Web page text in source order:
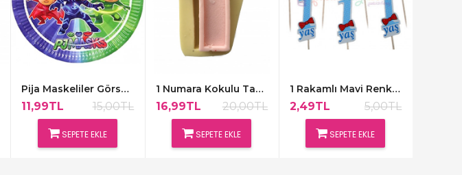
Pija Maskeliler Görselli Kağıt Tabakalar 8 Adet
11,99TL 15,00TL
SEPETE EKLE
1 Numara Kokulu Tas,Mum Kalibi
16,99TL 20,00TL
SEPETE EKLE
1 Rakamlı Mavi Renk Kürdanlar,10 Adet
2,49TL 5,00TL
SEPETE EKLE